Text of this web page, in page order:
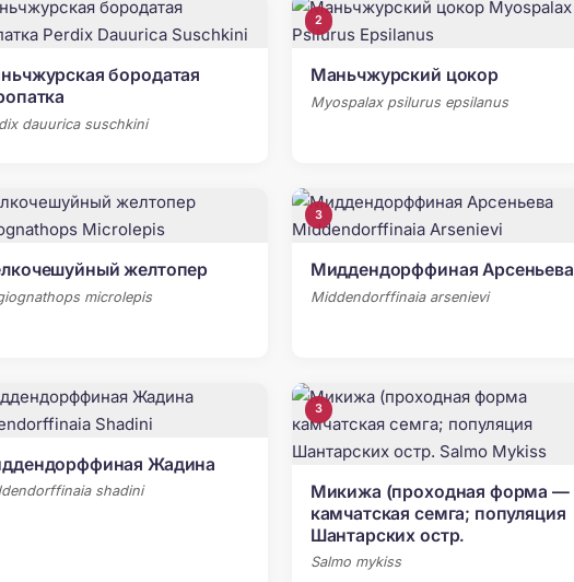
бородатая
dauurica suschkini
2
Маньчжурский цокор
Myospalax psilurus epsilanus
желтопер
microlepis
3
Миддендорффиная Арсеньева
Middendorffinaia arsenievi
Жадина
shadini
3
Микижа (проходная форма —
камчатская семга; популяция
Шантарских остр.
Salmo mykiss